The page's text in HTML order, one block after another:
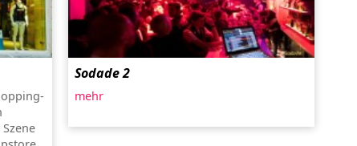
Sodade 2
mehr